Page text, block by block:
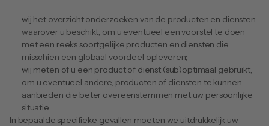
wij het overzicht onderzoeken van de producten en diensten
waarover u beschikt, om u eventueel een voorstel te doen
met een reeks soortgelijke producten en diensten die
misschien een globaal voordeel opleveren;
wij meten of u een product of dienst (sub)optimaal gebruikt,
om u eventueel andere, producten of diensten te kunnen
aanbieden die beter overeenstemmen met uw persoonlijke
situatie.
In bepaalde specifieke gevallen moeten we uitdrukkelijk uw